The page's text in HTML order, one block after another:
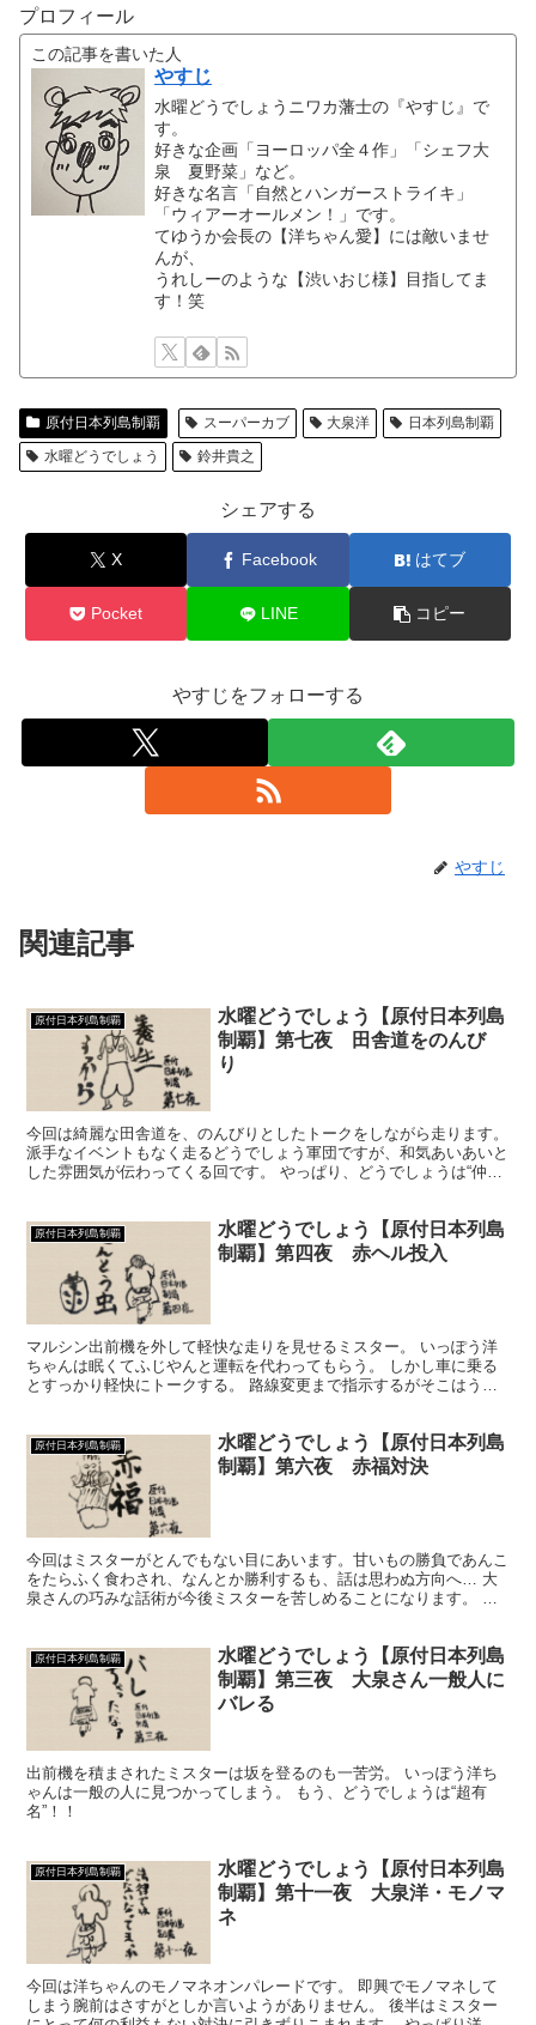
プロフィール
この記事を書いた人
やすじ
水曜どうでしょうニワカ藩士の『やすじ』で
す。
好きな企画「ヨーロッパ全４作」「シェフ大
泉 夏野菜」など。
好きな名言「自然とハンガーストライキ」
「ウィアーオールメン！」です。
てゆうか会長の【洋ちゃん愛】には敵いませ
んが、
うれしーのような【渋いおじ様】目指してま
す！笑
原付日本列島制覇 スーパーカブ 大泉洋
日本列島制覇
水曜どうでしょう
鈴井貴之
シェアする
X Facebook はてブ
Pocket LINE コピー
やすじをフォローする
やすじ
関連記事
原付日本列島制覇
水曜どうでしょう【原付日本列島
制覇】第七夜 田舎道をのんび
り
今回は綺麗な田舎道を、のんびりとしたトークをしながら走ります。
派手なイベントもなく走るどうでしょう軍団ですが、和気あいあいと
した雰囲気が伝わってくる回です。 やっぱり、どうでしょうは“仲良
原付日本列島制覇
水曜どうでしょう【原付日本列島
制覇】第四夜 赤ヘル投入
マルシン出前機を外して軽快な走りを見せるミスター。 いっぽう洋
ちゃんは眠くてふじやんと運転を代わってもらう。 しかし車に乗る
とすっかり軽快にトークする。 路線変更まで指示するがそこはうね
原付日本列島制覇
水曜どうでしょう【原付日本列島
制覇】第六夜 赤福対決
今回はミスターがとんでもない目にあいます。甘いもの勝負であんこ
をたらふく食わされ、なんとか勝利するも、話は思わぬ方向へ… 大
泉さんの巧みな話術が今後ミスターを苦しめることになります。 や
原付日本列島制覇
水曜どうでしょう【原付日本列島
制覇】第三夜 大泉さん一般人に
バレる
出前機を積まされたミスターは坂を登るのも一苦労。 いっぽう洋ち
ゃんは一般の人に見つかってしまう。 もう、どうでしょうは“超有
名”！！
原付日本列島制覇
水曜どうでしょう【原付日本列島
制覇】第十一夜 大泉洋・モノマ
ネ
今回は洋ちゃんのモノマネオンパレードです。 即興でモノマネして
しまう腕前はさすがとしか言いようがありません。 後半はミスター